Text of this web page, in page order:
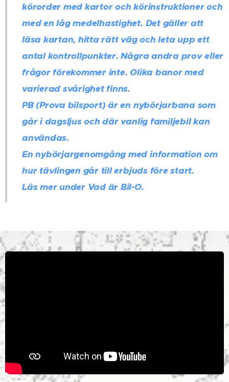
körorder med kartor och körinstruktioner och
med en låg medelhastighet. Det gäller att
läsa kartan, hitta rätt väg och leta upp ett
antal kontrollpunkter. Några andra prov eller
frågor förekommer inte. Olika banor med
varierad svårighet finns.
PB (Prova bilsport) är en nybörjarbana som
går i dagsljus och där vanlig familjebil kan
användas.
En nybörjargenomgång med information om
hur tävlingen går till erbjuds före start.
Läs mer under Vad är Bil-O.